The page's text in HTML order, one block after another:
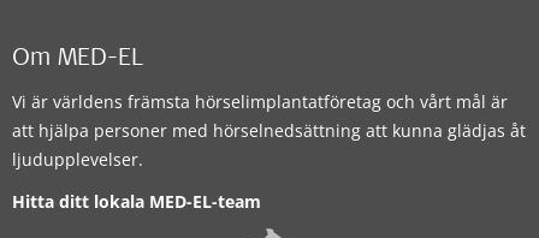
Om MED-EL
Vi är världens främsta hörselimplantatföretag och vårt mål är
att hjälpa personer med hörselnedsättning att kunna glädjas åt
ljudupplevelser.
Hitta ditt lokala MED-EL-team